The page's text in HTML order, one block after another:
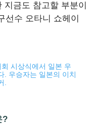
지금도 참고할 부분이
선수 오타니 쇼헤이
시상식에서 일본 우
. 우승자는 일본의 이치
.
?